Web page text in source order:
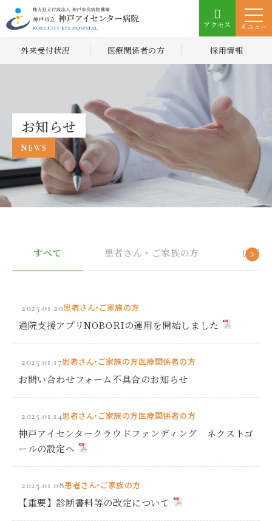
アクセス メニュー
外来受付状況 医療関係者の方 採用情報
お知らせ
NEWS
すべて 患者さん・ご家族の方 広報誌
2025.01.20患者さん・ご家族の方
通院支援アプリNOBORIの運用を開始しました
2025.01.17患者さん・ご家族の方医療関係者の方
お問い合わせフォーム不具合のお知らせ
2025.01.14患者さん・ご家族の方医療関係者の方
神戸アイセンタークラウドファンディング ネクストゴ
ールの設定へ
2025.01.08患者さん・ご家族の方
【重要】診断書料等の改定について